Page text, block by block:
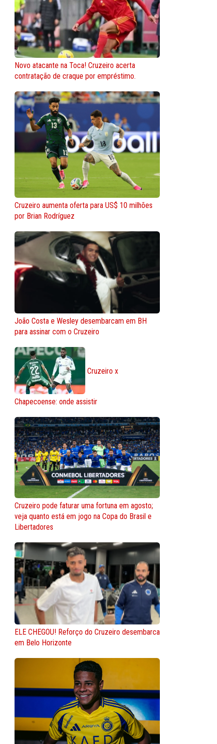
Novo atacante na Toca! Cruzeiro acerta
contratação de craque por empréstimo.
Cruzeiro aumenta oferta para US$ 10 milhões
por Brian Rodríguez
João Costa e Wesley desembarcam em BH
para assinar com o Cruzeiro
Cruzeiro x
Chapecoense: onde assistir
Cruzeiro pode faturar uma fortuna em agosto;
veja quanto está em jogo na Copa do Brasil e
Libertadores
ELE CHEGOU! Reforço do Cruzeiro desembarca
em Belo Horizonte